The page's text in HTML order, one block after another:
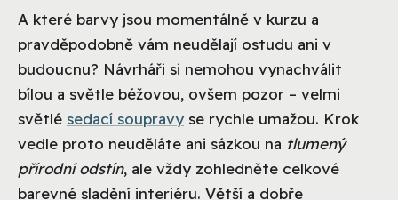
A které barvy jsou momentálně v kurzu a
pravděpodobně vám neudělají ostudu ani v
budoucnu? Návrháři si nemohou vynachválit
bílou a světle béžovou, ovšem pozor – velmi
světlé sedací soupravy se rychle umažou. Krok
vedle proto neuděláte ani sázkou na tlumený
přírodní odstín, ale vždy zohledněte celkové
barevné sladění interiéru. Větší a dobře